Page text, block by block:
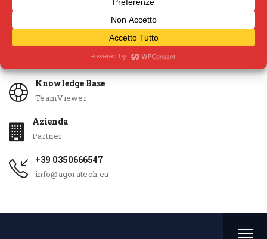
Servizi
Knowledge Base
TeamViewer
Azienda
Partner
+39 0350666547
info@agoratech.eu